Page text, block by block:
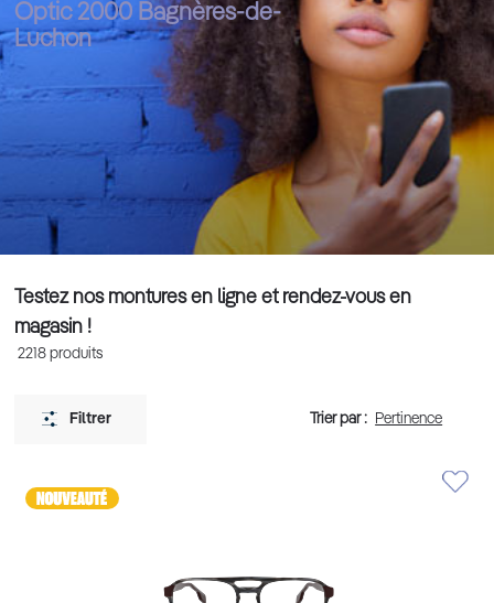
Optic 2000 Bagnères-de-
Luchon
Testez nos montures en ligne et rendez-vous en
magasin !
2218 produits
Filtrer Trier par :